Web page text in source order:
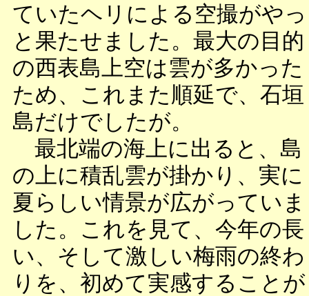
ていたヘリによる空撮がやっ
と果たせました。最大の目的
の西表島上空は雲が多かった
ため、これまた順延で、石垣
島だけでしたが。
最北端の海上に出ると、島
の上に積乱雲が掛かり、実に
夏らしい情景が広がっていま
した。これを見て、今年の長
い、そして激しい梅雨の終わ
りを、初めて実感することが